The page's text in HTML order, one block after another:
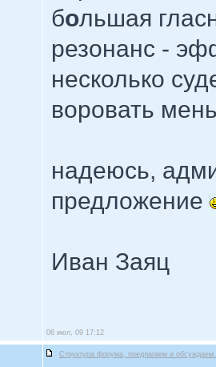
большая
резонанс -
несколько
воровать
надеюсь,
предложение
Иван Заяц
06 июл, 09 17:12
Структура форума, предлагаем и обсуждаем.